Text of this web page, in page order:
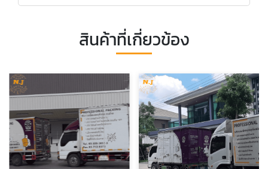
สินค้าที่เกี่ยวข้อง